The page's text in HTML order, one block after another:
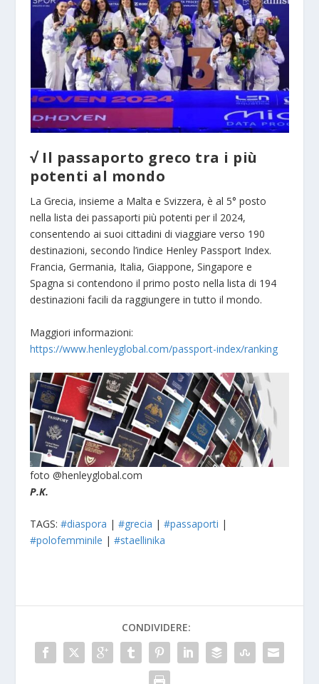
√ Il passaporto greco tra i più
potenti al mondo
La Grecia, insieme a Malta e Svizzera, è al 5° posto
nella lista dei passaporti più potenti per il 2024,
consentendo ai suoi cittadini di viaggiare verso 190
destinazioni, secondo l’indice Henley Passport Index.
Francia, Germania, Italia, Giappone, Singapore e
Spagna si contendono il primo posto nella lista di 194
destinazioni facili da raggiungere in tutto il mondo.
Maggiori informazioni:
https://www.henleyglobal.com/passport-index/ranking
foto @henleyglobal.com
P.K.
TAGS:#diaspora |#grecia |#passaporti |
#polofemminile |#staellinika
CONDIVIDERE: